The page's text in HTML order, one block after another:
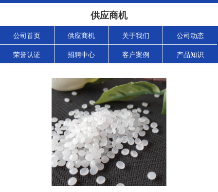
供应商机
公司首页 供应商机 关于我们 公司动态
荣誉认证 招聘中心 客户案例 产品知识